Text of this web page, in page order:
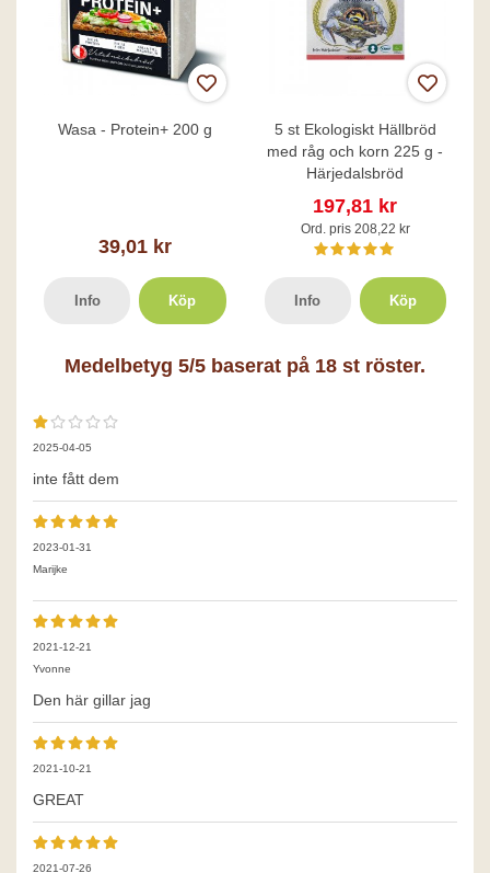
Wasa - Protein+ 200 g
39,01 kr
Info Köp
5 st Ekologiskt Hällbröd
med råg och korn 225 g -
Härjedalsbröd
197,81 kr
Ord. pris 208,22 kr
Info Köp
Medelbetyg 5/5 baserat på 18 st röster.
2025-04-05
inte fått dem
2023-01-31
Marijke
2021-12-21
Yvonne
Den här gillar jag
2021-10-21
GREAT
2021-07-26